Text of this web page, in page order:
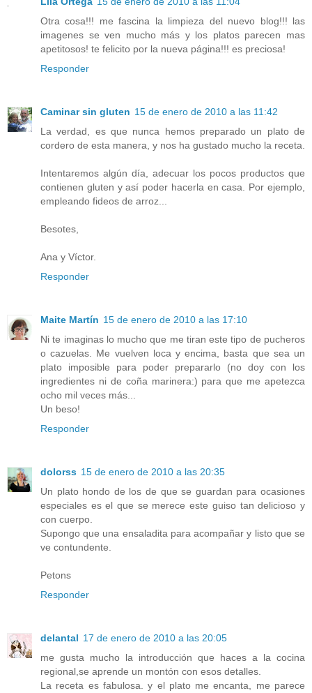
Otra cosa!!! me fascina la limpieza del nuevo blog!!! las
imagenes se ven mucho más y los platos parecen mas
apetitosos! te felicito por la nueva página!!! es preciosa!
Responder
Caminar sin gluten 15 de enero de 2010 a las 11:42
La verdad, es que nunca hemos preparado un plato de
cordero de esta manera, y nos ha gustado mucho la receta.
Intentaremos algún día, adecuar los pocos productos que
contienen gluten y así poder hacerla en casa. Por ejemplo,
empleando fideos de arroz...
Besotes,
Ana y Víctor.
Responder
Maite Martín 15 de enero de 2010 a las 17:10
Ni te imaginas lo mucho que me tiran este tipo de pucheros
o cazuelas. Me vuelven loca y encima, basta que sea un
plato imposible para poder prepararlo (no doy con los
ingredientes ni de coña marinera:) para que me apetezca
ocho mil veces más...
Un beso!
Responder
dolorss 15 de enero de 2010 a las 20:35
Un plato hondo de los de que se guardan para ocasiones
especiales es el que se merece este guiso tan delicioso y
con cuerpo.
Supongo que una ensaladita para acompañar y listo que se
ve contundente.
Petons
Responder
delantal 17 de enero de 2010 a las 20:05
me gusta mucho la introducción que haces a la cocina
regional,se aprende un montón con esos detalles.
La receta es fabulosa. y el plato me encanta, me parece